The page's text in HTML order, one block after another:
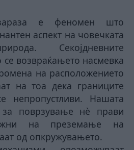
е феномен што
аспект на човечката
Секојдневните
се возвраќањето насмевка
на расположението
на тоа дека границите
непропустливи. Нашата
поврзување нè прави
на преземање на
од опкружувањето.